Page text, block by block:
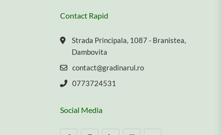
Contact Rapid
Strada Principala, 1087 - Branistea,
Dambovita
contact@gradinarul.ro
0773724531
Social Media